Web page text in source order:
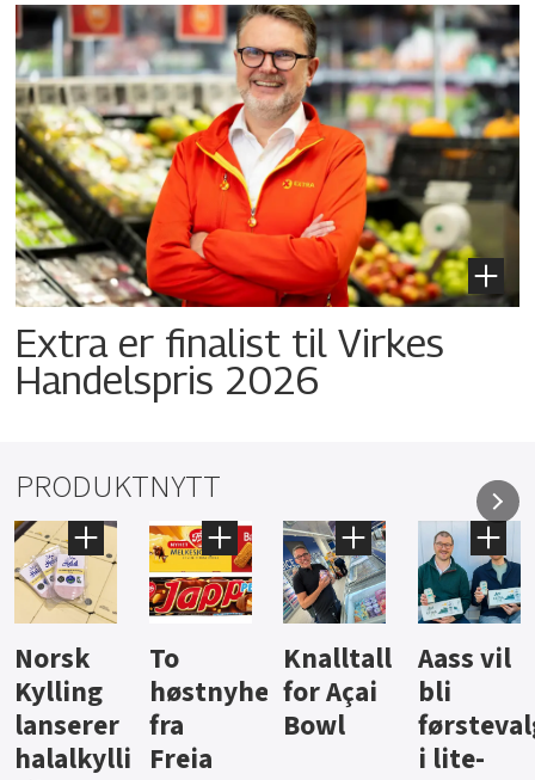
Extra er finalist til Virkes
Handelspris 2026
PRODUKTNYTT
Knalltall
for Açai
Bowl
Aass vil
bli
førstevalg
i lite-
Brus og
jus fra
Berentsen
Hard
iste fra
Hansa